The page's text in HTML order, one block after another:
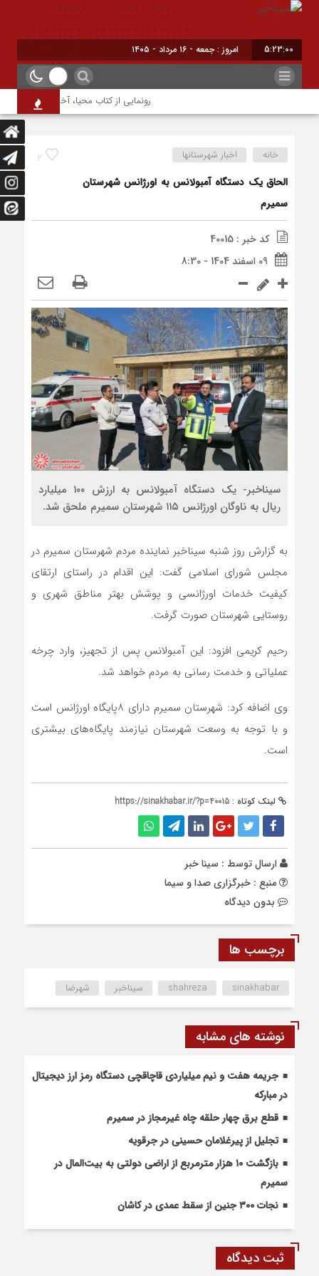
5:23:00 امروز : جمعه - ۱۶ مرداد - ۱۴۰۵
رونمایی از کتاب محیا، آخرین اثر
2 خانه اخبار شهرستانها
الحاق یک دستگاه آمبولانس به اورژانس شهرستان
سمیرم
کد خبر : 40015
09 اسفند 1404 - 8:30
سیناخبر- یک دستگاه آمبولانس به ارزش ۱۰۰ میلیارد
ریال به ناوگان اورژانس ۱۱۵ شهرستان سمیرم ملحق شد.
به گزارش روز شنبه سیناخبر نماینده مردم شهرستان سمیرم در
مجلس شورای اسلامی گفت: این اقدام در راستای ارتقای
کیفیت خدمات اورژانسی و پوشش بهتر مناطق شهری و
روستایی شهرستان صورت گرفت.
رحیم کریمی افزود: این آمبولانس پس از تجهیز، وارد چرخه
عملیاتی و خدمت رسانی به مردم خواهد شد.
وی اضافه کرد: شهرستان سمیرم دارای ۸پایگاه اورژانس است
و با توجه به وسعت شهرستان نیازمند پایگاه‌های بیشتری
است.
لینک کوتاه : https://sinakhabar.ir/?p=40015
ارسال توسط : سینا خبر
منبع : خبرگزاری صدا و سیما
بدون دیدگاه
برچسب ها
shahreza sinakhabar سیناخبر شهرضا
نوشته های مشابه
جریمه هفت و نیم میلیاردی قاچاقچی دستگاه رمز ارز دیجیتال
در مبارکه
قطع برق چهار حلقه چاه غیرمجاز در سمیرم
تجلیل از پیرغلامان حسینی در جرقویه
بازگشت ۱۰ هزار مترمربع از اراضی دولتی به بیت‌المال در
سمیرم
نجات ۳۰۰ جنین از سقط عمدی در کاشان
ثبت دیدگاه